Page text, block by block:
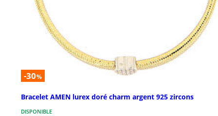
-30%
Bracelet AMEN lurex doré charm argent 925 zircons
DISPONIBLE